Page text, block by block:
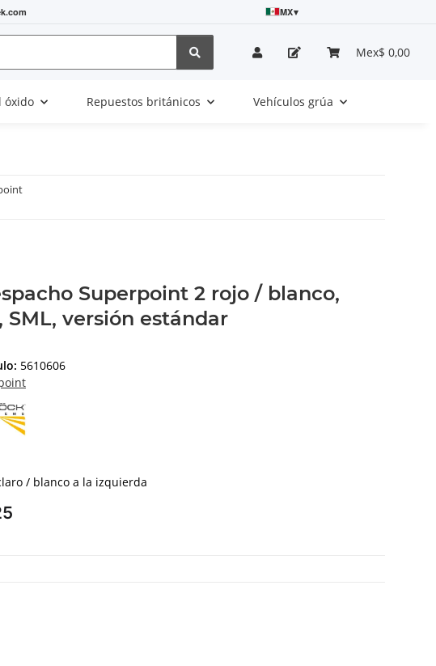
MX▾
Mex$ 0,00
óxido Repuestos británicos Vehículos grúa
Superpoint 2 rojo / blanco,
SML, versión estándar
5610606
/ blanco a la izquierda